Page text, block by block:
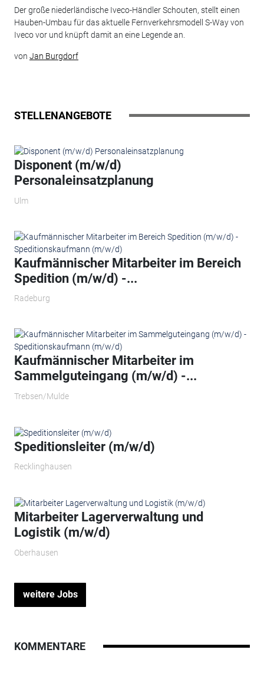
Der große niederländische Iveco-Händler Schouten, stellt einen
Hauben-Umbau für das aktuelle Fernverkehrsmodell S-Way von
Iveco vor und knüpft damit an eine Legende an.
von Jan Burgdorf
STELLENANGEBOTE
Disponent (m/w/d)
Personaleinsatzplanung
Ulm
Kaufmännischer Mitarbeiter im Bereich
Spedition (m/w/d) -...
Radeburg
Kaufmännischer Mitarbeiter im
Sammelguteingang (m/w/d) -...
Trebsen/Mulde
Speditionsleiter (m/w/d)
Recklinghausen
Mitarbeiter Lagerverwaltung und
Logistik (m/w/d)
Oberhausen
weitere Jobs
KOMMENTARE